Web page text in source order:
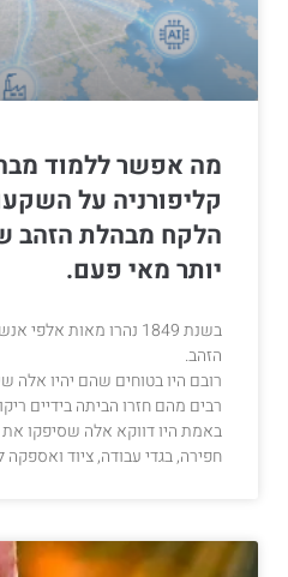
מה אפשר ללמוד
יותר מאי פעם.
בשנת 1849 נהרו מאות
הזהב.
רובם היו בטוחים שהם יהיו אלה
רבים מהם חזרו הביתה בידיים
באמת היו דווקא אלה שסיפקו
חפירה, בגדי עבודה, ציוד